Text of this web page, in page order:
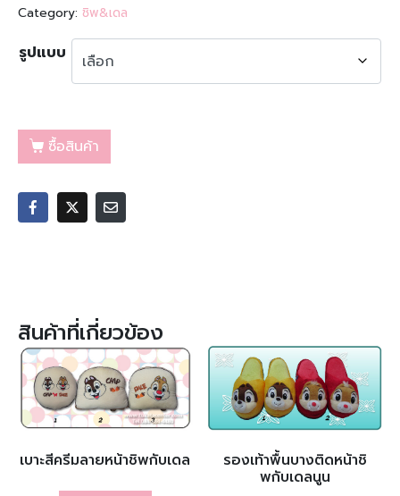
Category: ชิพ&เดล
รูปแบบ
ซื้อสินค้า
สินค้าที่เกี่ยวข้อง
เบาะสีครีมลายหน้าชิพกับเดล รองเท้าพื้นบางติดหน้าชิ
พกับเดลนูน